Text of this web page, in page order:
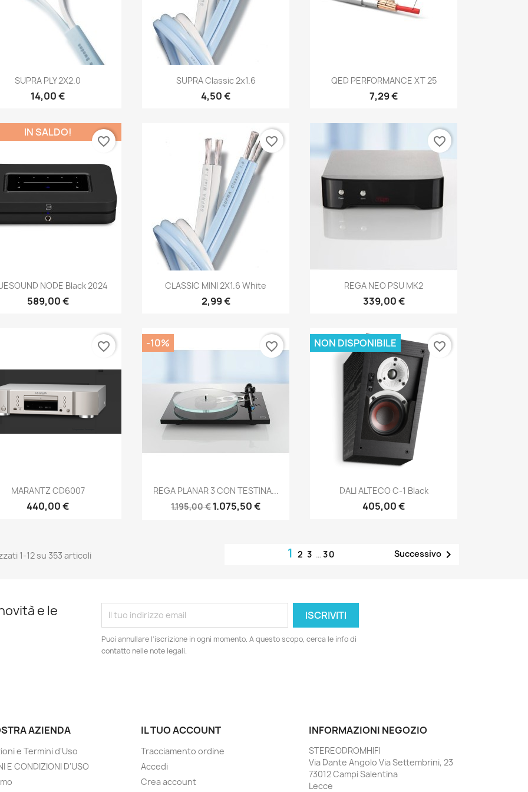
Anteprima
SUPRA PLY 2X2.0
14,00 €
Anteprima
SUPRA Classic 2x1.6
4,50 €
Anteprima
QED PERFORMANCE XT 25
7,29 €
Anteprima
NODE Black 2024
589,00 €
IN SALDO!
favorite_border
Anteprima
CLASSIC MINI 2X1.6 White
2,99 €
favorite_border
 Anteprima
REGA NEO PSU MK2
339,00 €
favorite_border
Anteprima
MARANTZ CD6007
440,00 €
favorite_border
Anteprima
REGA PLANAR 3 CON TESTINA...
1.195,00 €1.075,50 €
-10% favorite_border
Anteprima
DALI ALTECO C-1 Black
405,00 €
NON DISPONIBILE favorite_border
1-12 su 353 articoli 1 2 3 … 30 Successivo
e le
Puoi annullare l'iscrizione in ogni momento. A questo scopo, cerca le info di
contatto nelle note legali.
AZIENDA
e Termini d'Uso
E CONDIZIONI D'USO
IL TUO ACCOUNT
Tracciamento ordine
Accedi
Crea account
INFORMAZIONI NEGOZIO
STEREODROMHIFI
Via Dante Angolo Via Settembrini, 23
73012 Campi Salentina
Lecce